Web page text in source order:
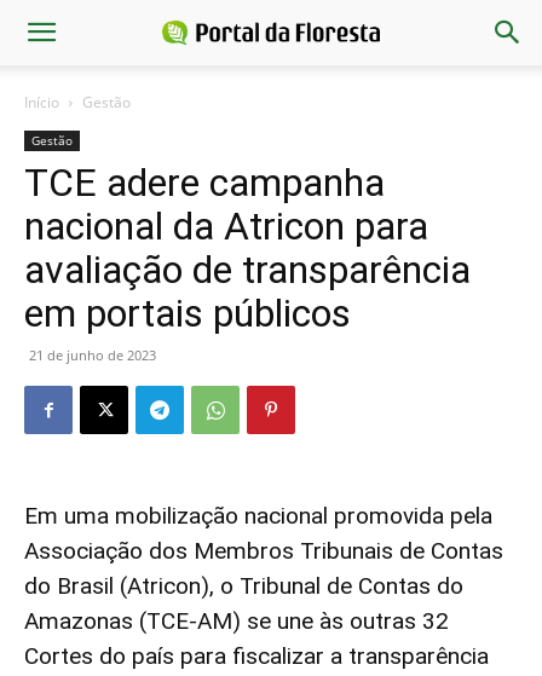
Início Gestão
Gestão
TCE adere campanha
nacional da Atricon para
avaliação de transparência
em portais públicos
21 de junho de 2023
Em uma mobilização nacional promovida pela
Associação dos Membros Tribunais de Contas
do Brasil (Atricon), o Tribunal de Contas do
Amazonas (TCE-AM) se une às outras 32
Cortes do país para fiscalizar a transparência